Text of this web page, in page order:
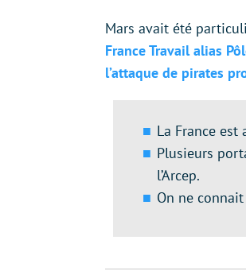
Mars avait été
France Travail alias
l’attaque de pirates
La France
Plusieurs
l’Arcep.
On ne